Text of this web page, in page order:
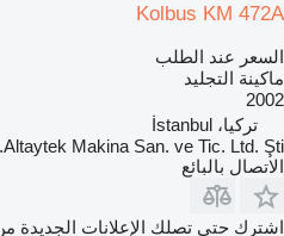
Kolbus KM 472A
السعر عند الطلب
ماكينة التجليد
2002
تركيا، İstanbul
Altaytek Makina San. ve Tic. Ltd. Şti.
الاتصال بالبائع